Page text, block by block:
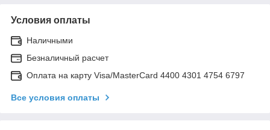
Условия оплаты
Наличными
Безналичный расчет
Оплата на карту Visa/MasterCard 4400 4301 4754 6797
Все условия оплаты